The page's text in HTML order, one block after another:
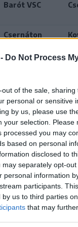
Do Not Process
out of the sale,
personal or sensitive
by us, please use
your selection. Please
processed you may
based on personal
disclosed to
may separately opt-
personal information
participants.
by us to third parties
that may
Barót VSC
Csernáton
Csernáton
OSK II-nél,